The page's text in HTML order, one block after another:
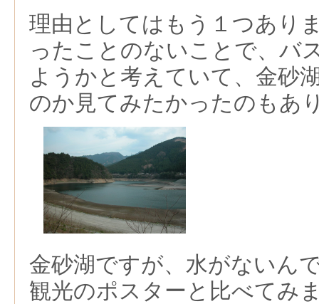
理由としてはもう１つあり
ったことのないことで、バ
ようかと考えていて、金砂
のか見てみたかったのもあ
金砂湖ですが、水がないん
観光のポスターと比べてみ